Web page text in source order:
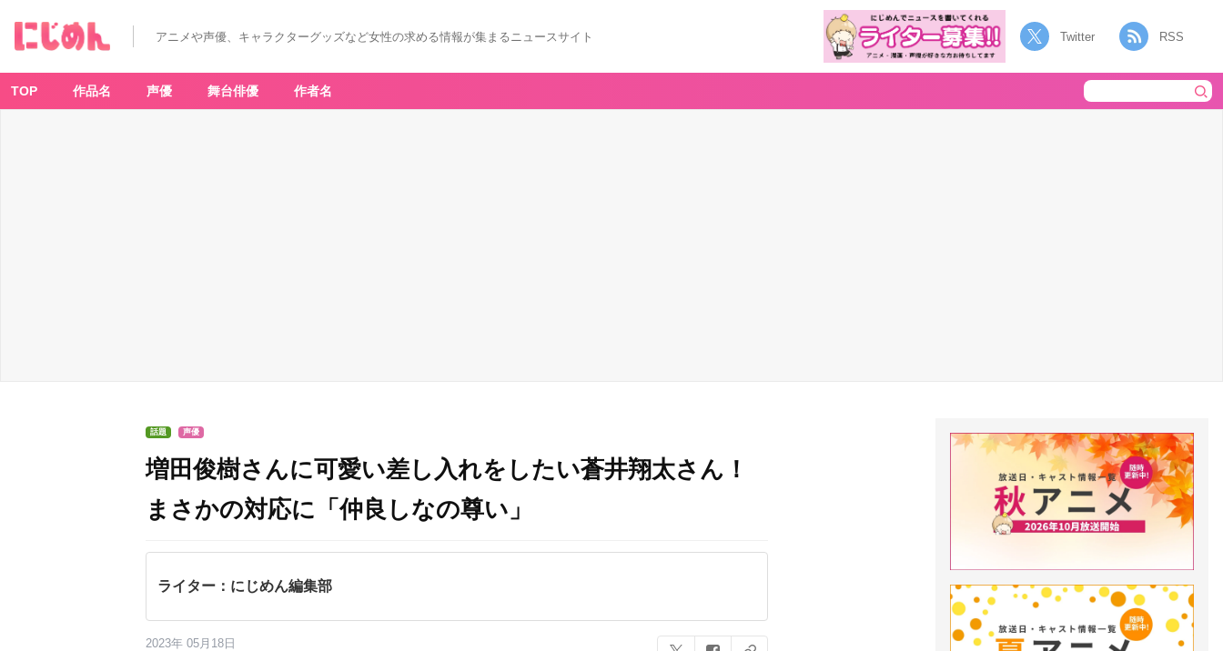
アニメや声優、キャラクターグッズなど女性の求める情報が集まるニュースサイト Twitter RSS
TOP 作品名 声優 舞台俳優 作者名
話題 声優
増田俊樹さんに可愛い差し入れをしたい蒼井翔太さん！
まさかの対応に「仲良しなの尊い」
ライター：にじめん編集部
2023年 05月18日